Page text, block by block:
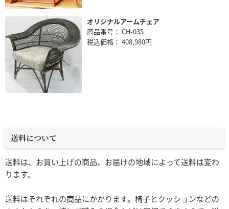
オリジナルアームチェア
商品番号： CH-035
税込価格： 408,980円
送料について
送料は、お買い上げの商品、お届けの地域によって送料は変わ
ります。
送料はそれぞれの商品にかかります。椅子とクッションなどの